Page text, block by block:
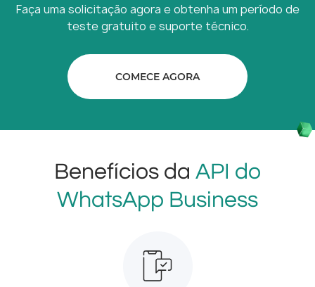
Faça uma solicitação agora e obtenha um período de
teste gratuito e suporte técnico.
COMECE AGORA
Benefícios da API do
WhatsApp Business